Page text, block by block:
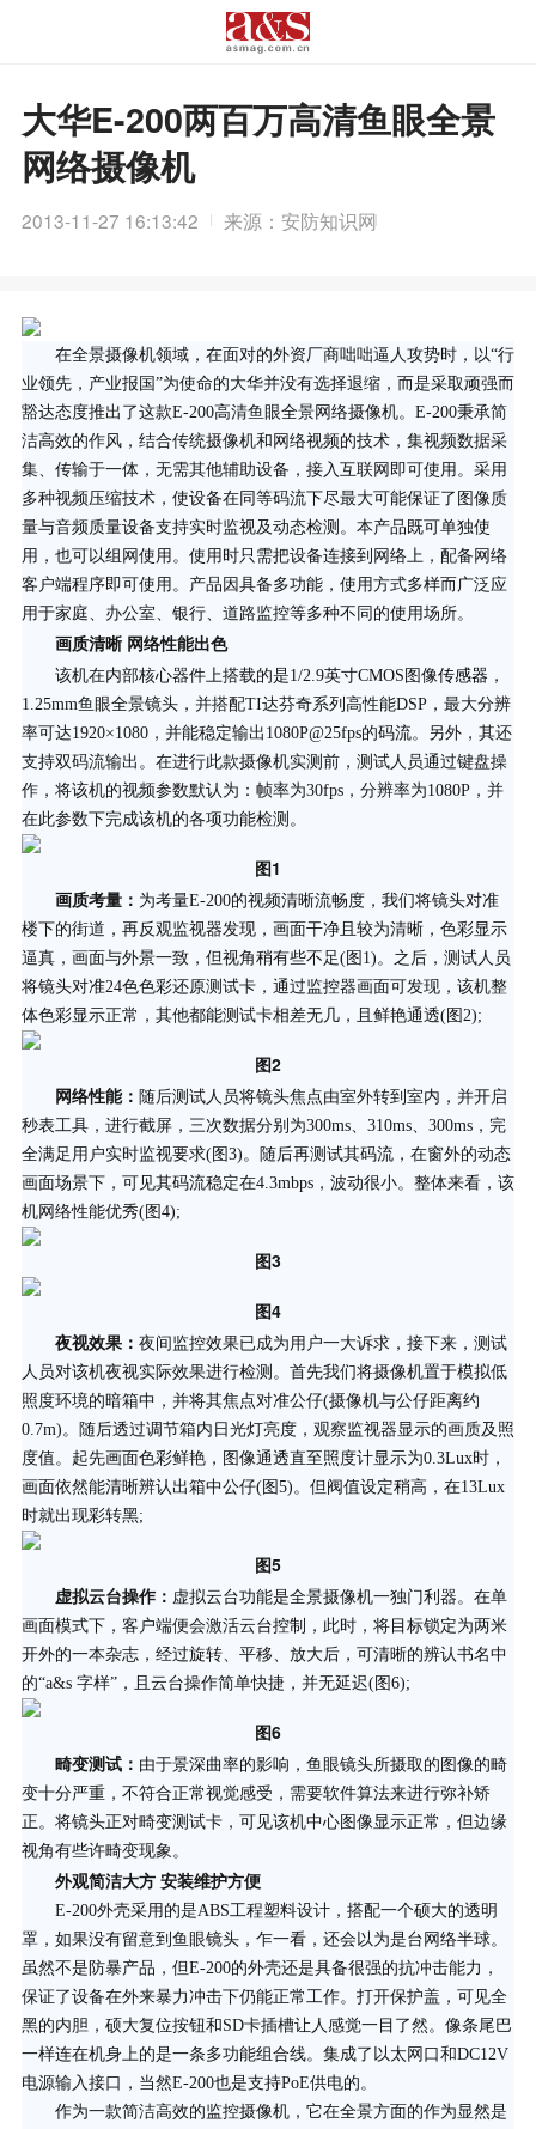
大华E-200两百万高清鱼眼全景
网络摄像机
2013-11-27 16:13:42 来源：安防知识网
在全景摄像机领域，在面对的外资厂商咄咄逼人攻势时，以“行
业领先，产业报国”为使命的大华并没有选择退缩，而是采取顽强而
豁达态度推出了这款E-200高清鱼眼全景网络摄像机。E-200秉承简
洁高效的作风，结合传统摄像机和网络视频的技术，集视频数据采
集、传输于一体，无需其他辅助设备，接入互联网即可使用。采用
多种视频压缩技术，使设备在同等码流下尽最大可能保证了图像质
量与音频质量设备支持实时监视及动态检测。本产品既可单独使
用，也可以组网使用。使用时只需把设备连接到网络上，配备网络
客户端程序即可使用。产品因具备多功能，使用方式多样而广泛应
用于家庭、办公室、银行、道路监控等多种不同的使用场所。
画质清晰 网络性能出色
该机在内部核心器件上搭载的是1/2.9英寸CMOS图像传感器 ，
1.25mm鱼眼全景镜头，并搭配TI达芬奇系列高性能DSP，最大分辨
率可达1920×1080，并能稳定输出1080P@25fps的码流。另外，其还
支持双码流输出。在进行此款摄像机实测前，测试人员通过键盘操
作，将该机的视频参数默认为：帧率为30fps，分辨率为1080P，并
在此参数下完成该机的各项功能检测。
图1
画质考量： 为考量E-200的视频清晰流畅度，我们将镜头对准
楼下的街道，再反观监视器发现，画面干净且较为清晰，色彩显示
逼真，画面与外景一致，但视角稍有些不足(图1)。之后，测试人员
将镜头对准24色色彩还原测试卡，通过监控器画面可发现，该机整
体色彩显示正常，其他都能测试卡相差无几，且鲜艳通透(图2);
图2
网络性能： 随后测试人员将镜头焦点由室外转到室内，并开启
秒表工具，进行截屏，三次数据分别为300ms、310ms、300ms，完
全满足用户实时监视要求(图3)。随后再测试其码流，在窗外的动态
画面场景下，可见其码流稳定在4.3mbps，波动很小。整体来看，该
机网络性能优秀(图4);
图3
图4
夜视效果： 夜间监控效果已成为用户一大诉求，接下来，测试
人员对该机夜视实际效果进行检测。首先我们将摄像机置于模拟低
照度环境的暗箱中，并将其焦点对准公仔(摄像机与公仔距离约
0.7m)。随后透过调节箱内日光灯亮度，观察监视器显示的画质及照
度值。起先画面色彩鲜艳，图像通透直至照度计显示为0.3Lux时，
画面依然能清晰辨认出箱中公仔(图5)。但阀值设定稍高，在13Lux
时就出现彩转黑;
图5
虚拟云台操作： 虚拟云台功能是全景摄像机一独门利器。在单
画面模式下，客户端便会激活云台控制，此时，将目标锁定为两米
开外的一本杂志，经过旋转、平移、放大后，可清晰的辨认书名中
的“a&s 字样”，且云台操作简单快捷，并无延迟(图6);
图6
畸变测试： 由于景深曲率的影响，鱼眼镜头所摄取的图像的畸
变十分严重，不符合正常视觉感受，需要软件算法来进行弥补矫
正。将镜头正对畸变测试卡，可见该机中心图像显示正常，但边缘
视角有些许畸变现象。
外观简洁大方 安装维护方便
E-200外壳采用的是ABS工程塑料设计，搭配一个硕大的透明
罩，如果没有留意到鱼眼镜头，乍一看，还会以为是台网络半球。
虽然不是防暴产品，但E-200的外壳还是具备很强的抗冲击能力，
保证了设备在外来暴力冲击下仍能正常工作。打开保护盖，可见全
黑的内胆，硕大复位按钮和SD卡插槽让人感觉一目了然。像条尾巴
一样连在机身上的是一条多功能组合线。集成了以太网口和DC12V
电源输入接口，当然E-200也是支持PoE供电的。
作为一款简洁高效的监控摄像机，它在全景方面的作为显然是